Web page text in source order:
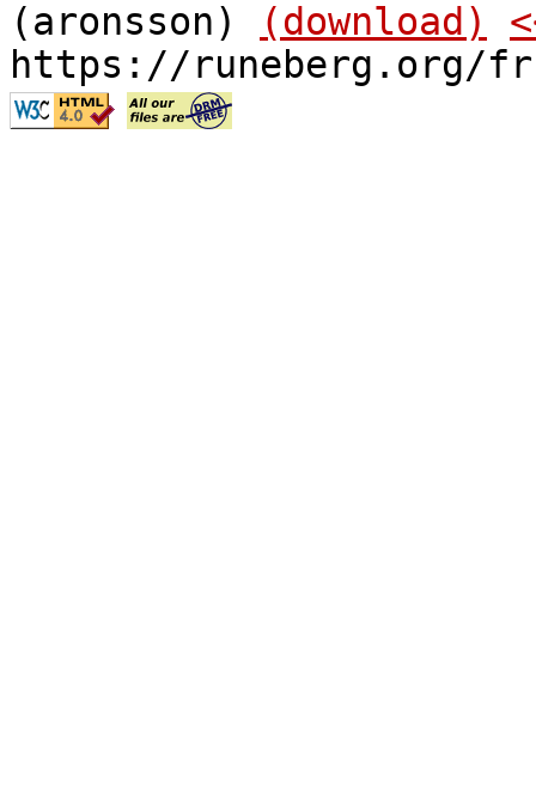
(aronsson) (download)
https://runeberg.org/